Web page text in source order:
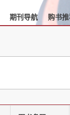
期刊导航 购书